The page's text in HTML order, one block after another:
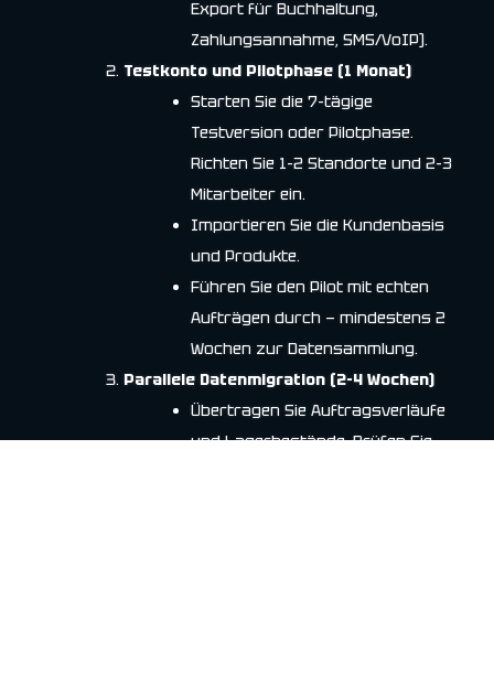
Export für Buchhaltung,
Zahlungsannahme, SMS/VoIP).
Testkonto und Pilotphase (1 Monat)
Starten Sie die 7-tägige
Testversion oder Pilotphase.
Richten Sie 1–2 Standorte und 2–3
Mitarbeiter ein.
Importieren Sie die Kundenbasis
und Produkte.
Führen Sie den Pilot mit echten
Aufträgen durch — mindestens 2
Wochen zur Datensammlung.
Parallele Datenmigration (2–4 Wochen)
Übertragen Sie Auftragsverläufe
und Lagerbestände. Prüfen Sie